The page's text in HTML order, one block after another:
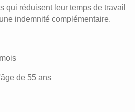
qui réduisent leur temps de travail
indemnité complémentaire.
de 55 ans
les ouvriers
financière
financière